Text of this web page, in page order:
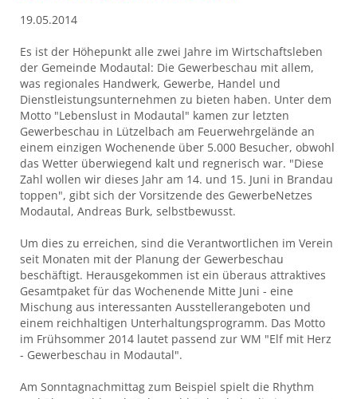
19.05.2014
Es ist der Höhepunkt alle zwei Jahre im Wirtschaftsleben
der Gemeinde Modautal: Die Gewerbeschau mit allem,
was regionales Handwerk, Gewerbe, Handel und
Dienstleistungsunternehmen zu bieten haben. Unter dem
Motto "Lebenslust in Modautal" kamen zur letzten
Gewerbeschau in Lützelbach am Feuerwehrgelände an
einem einzigen Wochenende über 5.000 Besucher, obwohl
das Wetter überwiegend kalt und regnerisch war. "Diese
Zahl wollen wir dieses Jahr am 14. und 15. Juni in Brandau
toppen", gibt sich der Vorsitzende des GewerbeNetzes
Modautal, Andreas Burk, selbstbewusst.
Um dies zu erreichen, sind die Verantwortlichen im Verein
seit Monaten mit der Planung der Gewerbeschau
beschäftigt. Herausgekommen ist ein überaus attraktives
Gesamtpaket für das Wochenende Mitte Juni - eine
Mischung aus interessanten Ausstellerangeboten und
einem reichhaltigen Unterhaltungsprogramm. Das Motto
im Frühsommer 2014 lautet passend zur WM "Elf mit Herz
- Gewerbeschau in Modautal".
Am Sonntagnachmittag zum Beispiel spielt die Rhythm